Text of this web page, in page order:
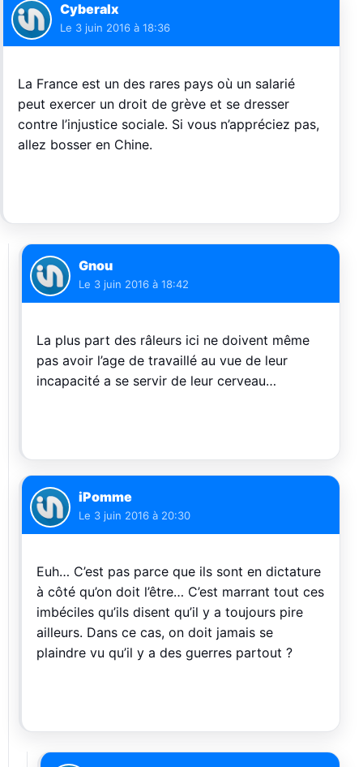
Cyberalx
Le 3 juin 2016 à 18:36
La France est un des rares pays où un salarié
peut exercer un droit de grève et se dresser
contre l’injustice sociale. Si vous n’appréciez pas,
allez bosser en Chine.
Gnou
Le 3 juin 2016 à 18:42
La plus part des râleurs ici ne doivent même
pas avoir l’age de travaillé au vue de leur
incapacité a se servir de leur cerveau…
iPomme
Le 3 juin 2016 à 20:30
Euh… C’est pas parce que ils sont en dictature
à côté qu’on doit l’être… C’est marrant tout ces
imbéciles qu’ils disent qu’il y a toujours pire
ailleurs. Dans ce cas, on doit jamais se
plaindre vu qu’il y a des guerres partout ?